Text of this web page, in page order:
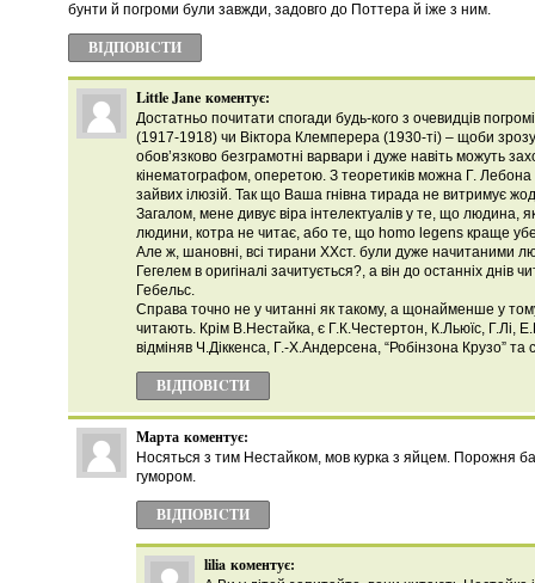
бунти й погроми були завжди, задовго до Поттера й іже з ним.
ВІДПОВІCТИ
Little Jane коментує:
Достатньо почитати спогади будь-кого з очевидців
(1917-1918) чи Віктора Клемперера (1930-ті) – щоби
обов’язково безграмотні варвари і дуже навіть можуть
кінематографом, оперетою. З теоретиків можна Г.
зайвих ілюзій. Так що Ваша гнівна тирада не витримує
Загалом, мене дивує віра інтелектуалів у те, що людина,
людини, котра не читає, або те, що homo legens краще
Але ж, шановні, всі тирани ХХст. були дуже начитаними
Гегелем в оригіналі зачитується?, а він до останніх днів
Гебельс.
Справа точно не у читанні як такому, а щонайменше у
читають. Крім В.Нестайка, є Г.К.Честертон, К.Льюїс, Г.Лі,
відміняв Ч.Діккенса, Г.-Х.Андерсена, “Робінзона Крузо”
ВІДПОВІCТИ
Марта коментує:
Носяться з тим Нестайком, мов курка з яйцем. Порожня
гумором.
ВІДПОВІCТИ
lilia коментує: